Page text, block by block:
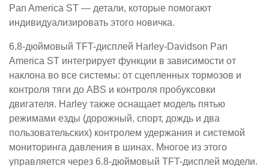
Pan America ST — детали, которые помогают
индивидуализировать этого новичка.
6.8-дюймовый TFT-дисплей Harley-Davidson Pan
America ST интегрирует функции в зависимости от
наклона во все системы: от сцепленных тормозов и
контроля тяги до ABS и контроля пробуксовки
двигателя. Harley также оснащает модель пятью
режимами езды (дорожный, спорт, дождь и два
пользовательских) контролем удержания и системой
мониторинга давления в шинах. Многое из этого
управляется через 6.8-дюймовый TFT-дисплей модели.